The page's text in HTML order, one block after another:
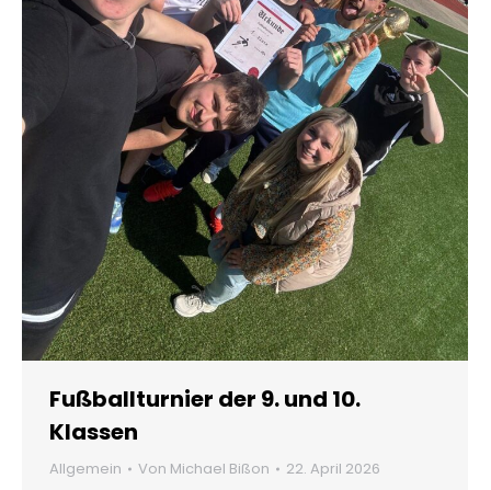
Fußballturnier der 9. und 10.
Klassen
Allgemein Von Michael Bißon 22. April 2026